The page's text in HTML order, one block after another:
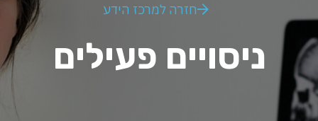
חזרה למרכז הידע
ניסויים פעילים